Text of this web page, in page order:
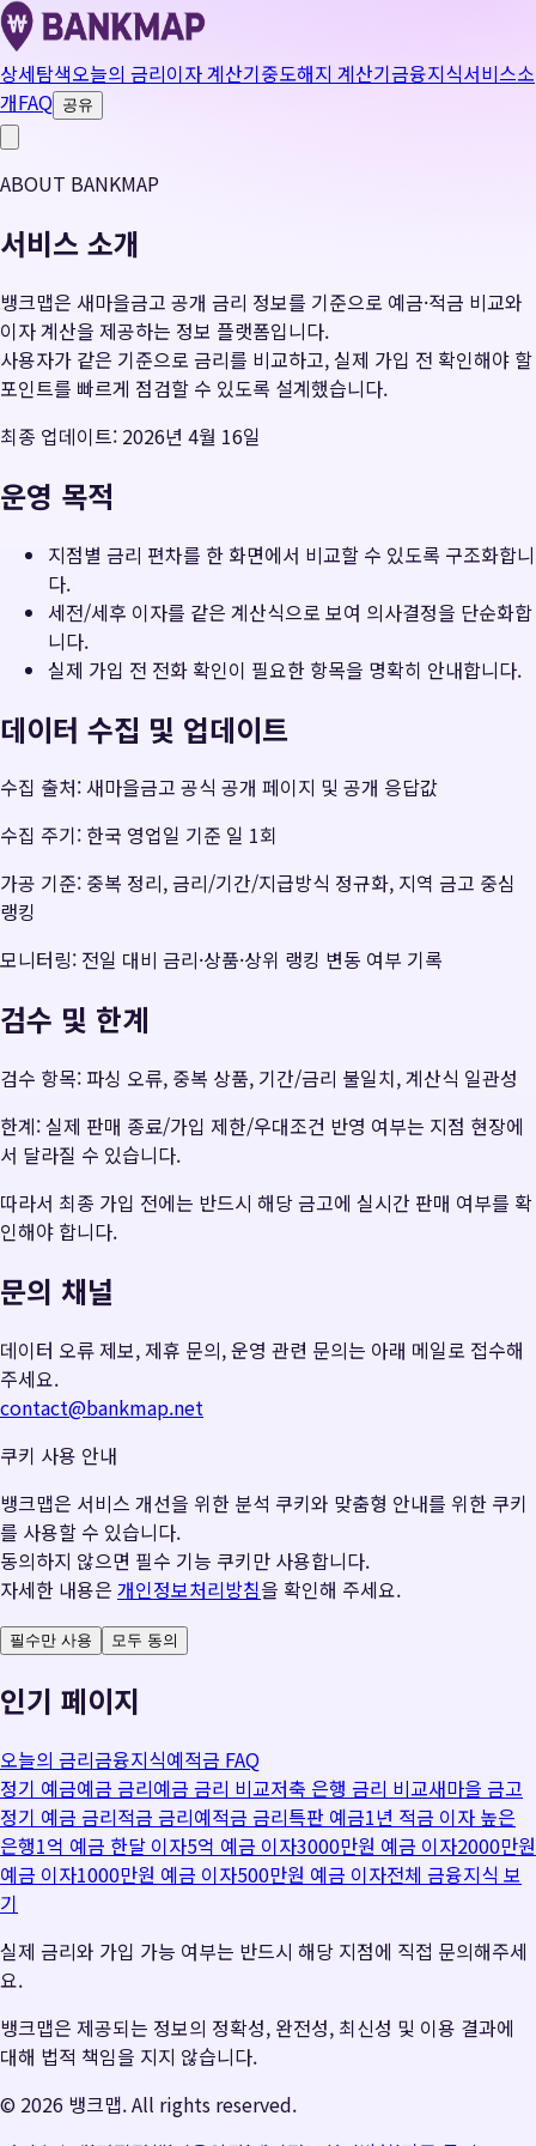
상세탐색오늘의 금리이자 계산기중도해지 계산기금융지식서비스소
개FAQ 공유
ABOUT BANKMAP
서비스 소개
뱅크맵은 새마을금고 공개 금리 정보를 기준으로 예금·적금 비교와
이자 계산을 제공하는 정보 플랫폼입니다.
사용자가 같은 기준으로 금리를 비교하고, 실제 가입 전 확인해야 할
포인트를 빠르게 점검할 수 있도록 설계했습니다.
최종 업데이트: 2026년 4월 16일
운영 목적
지점별 금리 편차를 한 화면에서 비교할 수 있도록 구조화합니
다.
세전/세후 이자를 같은 계산식으로 보여 의사결정을 단순화합
니다.
실제 가입 전 전화 확인이 필요한 항목을 명확히 안내합니다.
데이터 수집 및 업데이트
수집 출처: 새마을금고 공식 공개 페이지 및 공개 응답값
수집 주기: 한국 영업일 기준 일 1회
가공 기준: 중복 정리, 금리/기간/지급방식 정규화, 지역 금고 중심
랭킹
모니터링: 전일 대비 금리·상품·상위 랭킹 변동 여부 기록
검수 및 한계
검수 항목: 파싱 오류, 중복 상품, 기간/금리 불일치, 계산식 일관성
한계: 실제 판매 종료/가입 제한/우대조건 반영 여부는 지점 현장에
서 달라질 수 있습니다.
따라서 최종 가입 전에는 반드시 해당 금고에 실시간 판매 여부를 확
인해야 합니다.
문의 채널
데이터 오류 제보, 제휴 문의, 운영 관련 문의는 아래 메일로 접수해
주세요.
contact@bankmap.net
쿠키 사용 안내
뱅크맵은 서비스 개선을 위한 분석 쿠키와 맞춤형 안내를 위한 쿠키
를 사용할 수 있습니다.
동의하지 않으면 필수 기능 쿠키만 사용합니다.
자세한 내용은 개인정보처리방침을 확인해 주세요.
필수만 사용 모두 동의
인기 페이지
오늘의 금리금융지식예적금 FAQ
정기 예금예금 금리예금 금리 비교저축 은행 금리 비교새마을 금고
정기 예금 금리적금 금리예적금 금리특판 예금1년 적금 이자 높은
은행1억 예금 한달 이자5억 예금 이자3000만원 예금 이자2000만원
예금 이자1000만원 예금 이자500만원 예금 이자전체 금융지식 보
기
실제 금리와 가입 가능 여부는 반드시 해당 지점에 직접 문의해주세
요.
뱅크맵은 제공되는 정보의 정확성, 완전성, 최신성 및 이용 결과에
대해 법적 책임을 지지 않습니다.
© 2026 뱅크맵. All rights reserved.